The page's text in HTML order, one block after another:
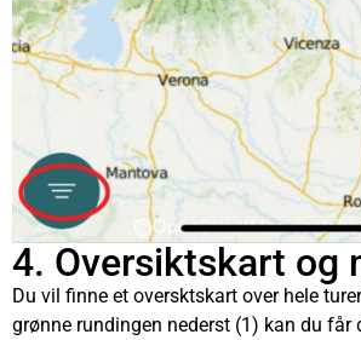
4. Oversiktskart og
Du vil finne et oversktskart over hele
grønne rundingen nederst (1) kan du får